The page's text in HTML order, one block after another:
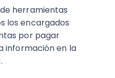
herramientas
los encargados
por pagar
información en la